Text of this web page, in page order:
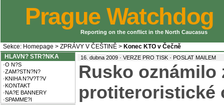
Prague Watchdog
Reporting on the conflict in the North Caucasus
Sekce: Homepage > ZPRÁVY V ČEŠTINĚ > Konec KTO v Čečně
HLAVN? STR?NKA
·O N?S
·ZAM?STN?N?
·KNIHA N?V?T?V
·KONTAKT
·NA?E BANNERY
·SPAMME?I
16. dubna 2009 · VERZE PRO TISK · POSLAT MAILEM
Rusko oznámilo
protiteroristické